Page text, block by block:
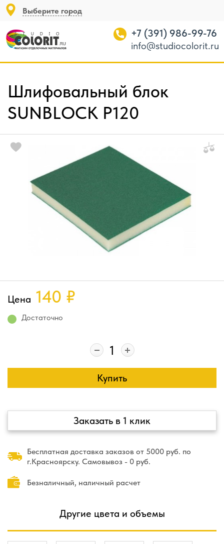
Выберите город
+7 (391) 986-99-76
info@studiocolorit.ru
Шлифовальный блок
SUNBLOCK P120
Цена 140 ₽
Достаточно
Купить
Заказать в 1 клик
Бесплатная доставка заказов от 5000 руб. по
г.Красноярску. Самовывоз - 0 руб.
Безналичный, наличный расчет
Другие цвета и объемы